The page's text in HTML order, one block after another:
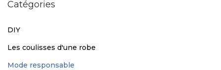
Catégories
DIY
Les coulisses d'une robe
Mode responsable